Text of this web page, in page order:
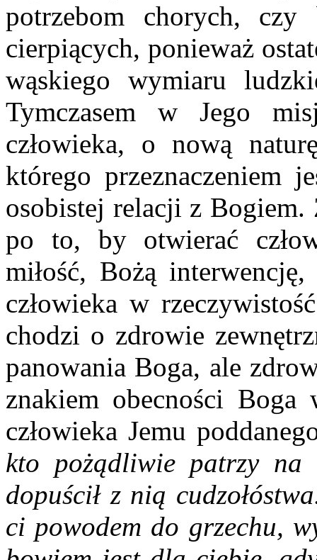
potrzebom chorych,
cierpiących, ponieważ
wąskiego wymiaru
Tymczasem w Jego
człowieka, o nową
którego przeznaczeniem
osobistej relacji z Bogiem.
po to, by otwierać
miłość, Bożą
człowieka w
chodzi o zdrowie
panowania Boga, ale
znakiem obecności
człowieka Jemu
kto pożądliwie patrzy
dopuścił z nią
ci powodem do grzechu,